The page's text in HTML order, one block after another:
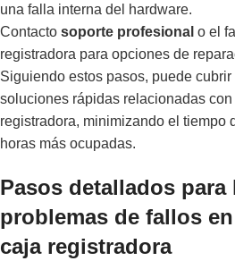
una falla interna del hardware.
Contacto soporte profesional o el
registradora para opciones de
Siguiendo estos pasos, puede
soluciones rápidas relacionadas
registradora, minimizando el tiempo
horas más ocupadas.
Pasos detallados
problemas de fallos
caja registradora